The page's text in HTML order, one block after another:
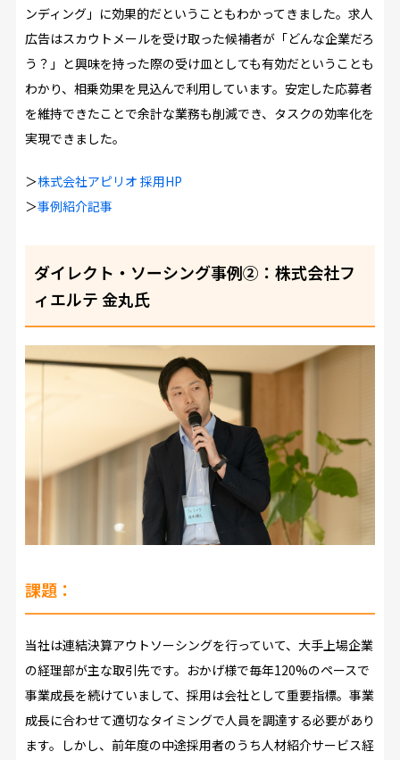
ンディング」に効果的だということもわかってきました。求人
広告はスカウトメールを受け取った候補者が「どんな企業だろ
う？」と興味を持った際の受け皿としても有効だということも
わかり、相乗効果を見込んで利用しています。安定した応募者
を維持できたことで余計な業務も削減でき、タスクの効率化を
実現できました。
＞株式会社アピリオ 採用HP
＞事例紹介記事
ダイレクト・ソーシング事例②：株式会社フ
ィエルテ 金丸氏
課題：
当社は連結決算アウトソーシングを行っていて、大手上場企業
の経理部が主な取引先です。おかげ様で毎年120%のペースで
事業成長を続けていまして、採用は会社として重要指標。事業
成長に合わせて適切なタイミングで人員を調達する必要があり
ます。しかし、前年度の中途採用者のうち人材紹介サービス経